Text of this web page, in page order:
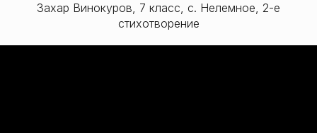
Захар Винокуров, 7 класс, с. Нелемное, 2-е
стихотворение